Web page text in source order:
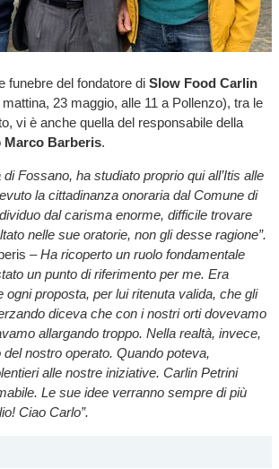
funebre del fondatore di Slow Food Carlin
23 maggio, alle 11 a Pollenzo), tra le
vi è anche quella del responsabile della
Marco Barberis.
Fossano, ha studiato proprio qui all’Itis alle
la cittadinanza onoraria dal Comune di
dal carisma enorme, difficile trovare
nelle sue oratorie, non gli desse ragione”.
– Ha ricoperto un ruolo fondamentale
un punto di riferimento per me. Era
proposta, per lui ritenuta valida, che gli
diceva che con i nostri orti dovevamo
allargando troppo. Nella realtà, invece,
nostro operato. Quando poteva,
alle nostre iniziative. Carlin Petrini
Le sue idee verranno sempre di più
Ciao Carlo”.